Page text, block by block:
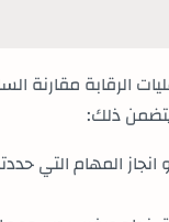
الرقابة مقارنة
ذلك:
المهام التي